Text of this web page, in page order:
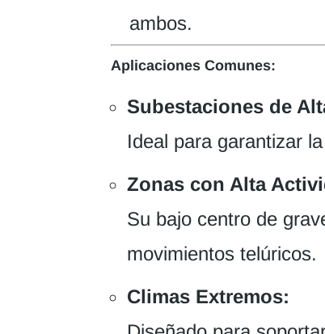
ambos.
Aplicaciones Comunes:
Subestaciones de
Ideal para garantizar
Zonas con Alta
Su bajo centro de
movimientos telúricos.
Climas Extremos: